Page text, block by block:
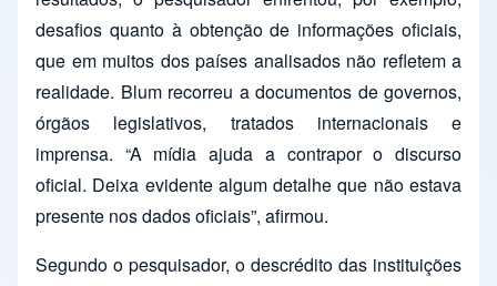
desafios quanto à obtenção de informações oficiais,
que em muitos dos países analisados não refletem a
realidade. Blum recorreu a documentos de governos,
órgãos legislativos, tratados internacionais e
imprensa. “A mídia ajuda a contrapor o discurso
oficial. Deixa evidente algum detalhe que não estava
presente nos dados oficiais”, afirmou.
Segundo o pesquisador, o descrédito das instituições